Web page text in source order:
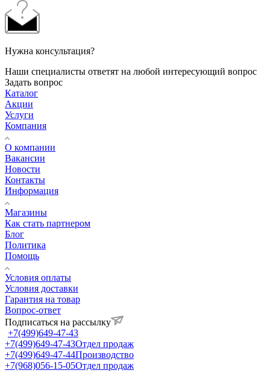
Нужна консультация?
Наши специалисты ответят на любой интересующий вопрос
Задать вопрос
Каталог
Акции
Услуги
Компания
О компании
Вакансии
Новости
Контакты
Информация
Магазины
Как стать партнером
Блог
Политика
Помощь
Условия оплаты
Условия доставки
Гарантия на товар
Вопрос-ответ
Подписаться на рассылку
+7(499)649-47-43
+7(499)649-47-43Отдел продаж
+7(499)649-47-44Производство
+7(968)056-15-05Отдел продаж